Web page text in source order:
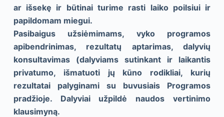
ar išsekę ir būtinai turime rasti laiko poilsiui ir
papildomam miegui.
Pasibaigus užsiėmimams, vyko programos
apibendrinimas, rezultatų aptarimas, dalyvių
konsultavimas (dalyviams sutinkant ir laikantis
privatumo, išmatuoti jų kūno rodikliai, kurių
rezultatai palyginami su buvusiais Programos
pradžioje. Dalyviai užpildė naudos vertinimo
klausimyną.